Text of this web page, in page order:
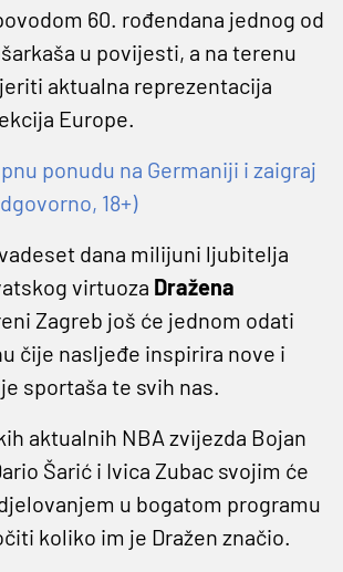
60. rođendana jednog od
u povijesti, a na terenu
aktualna reprezentacija
Europe.
ponudu na Germaniji i zaigraj
18+)
dana milijuni ljubitelja
virtuoza Dražena
Zagreb još će jednom odati
čije nasljeđe inspirira nove i
sportaša te svih nas.
aktualnih NBA zvijezda Bojan
Šarić i Ivica Zubac svojim će
u bogatom programu
koliko im je Dražen značio.